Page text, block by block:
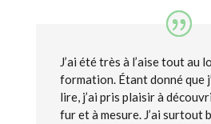
J’ai été très à l’aise tout au
formation. Étant donné que
lire, j’ai pris plaisir à
fur et à mesure. J’ai surtout